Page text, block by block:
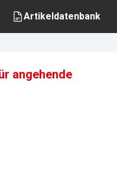
Artikeldatenbank
angehende